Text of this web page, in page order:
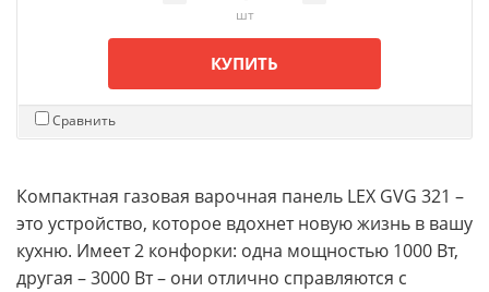
шт
КУПИТЬ
Сравнить
Компактная газовая варочная панель LEX GVG 321 –
это устройство, которое вдохнет новую жизнь в вашу
кухню. Имеет 2 конфорки: одна мощностью 1000 Вт,
другая – 3000 Вт – они отлично справляются с